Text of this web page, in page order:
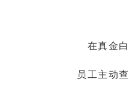
在真金
员工主动